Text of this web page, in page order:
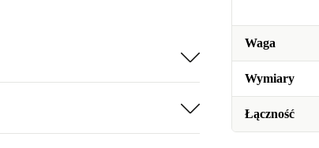
Waga
Wymiary
Łączność